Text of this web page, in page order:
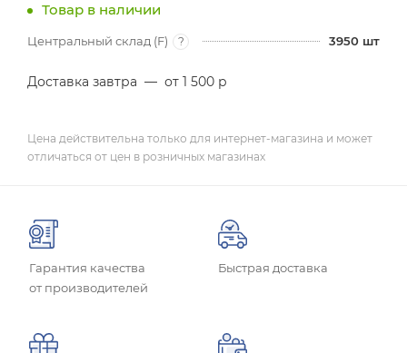
Товар в наличии
Центральный склад (F) ? 3950 шт
Доставка завтра — от 1 500 р
Цена действительна только для интернет-магазина и может
отличаться от цен в розничных магазинах
Гарантия качества
от производителей
Быстрая доставка